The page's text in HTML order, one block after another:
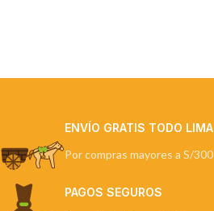
ENVÍO GRATIS TODO LIMA
Por compras mayores a S/300
PAGOS SEGUROS